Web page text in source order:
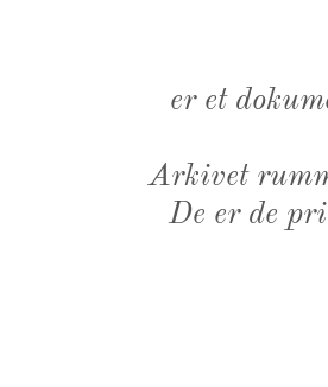
er et
Arkivet
De er de